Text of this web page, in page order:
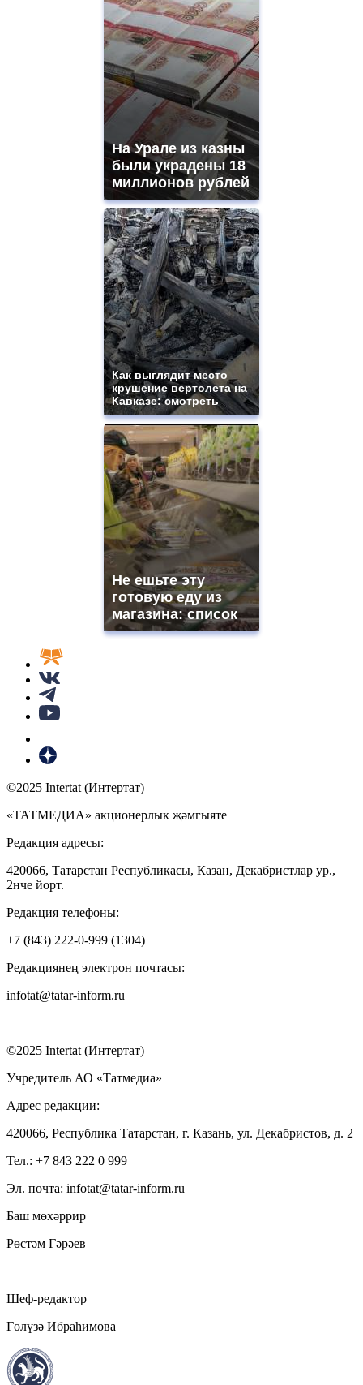
На Урале из казны
были украдены 18
миллионов рублей
Как выглядит место
крушение вертолета на
Кавказе: смотреть
Не ешьте эту
готовую еду из
магазина: список
©2025 Intertat (Интертат)
«ТАТМЕДИА» акционерлык җәмгыяте
Редакция адресы:
420066, Татарстан Республикасы, Казан, Декабристлар ур.,
2нче йорт.
Редакция телефоны:
+7 (843) 222-0-999 (1304)
Редакциянең электрон почтасы:
infotat@tatar-inform.ru
©2025 Intertat (Интертат)
Учредитель АО «Татмедиа»
Адрес редакции:
420066, Республика Татарстан, г. Казань, ул. Декабристов, д. 2
Тел.: +7 843 222 0 999
Эл. почта: infotat@tatar-inform.ru
Баш мөхәррир
Рөстәм Гәрәев
Шеф-редактор
Гөлүзә Ибраһимова